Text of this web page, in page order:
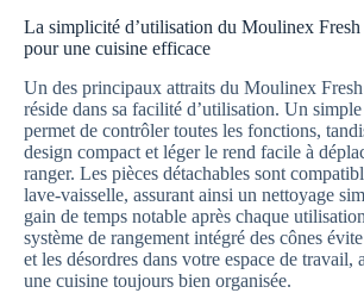
La simplicité d’utilisation du Moulinex Fresh
pour une cuisine efficace
Un des principaux attraits du Moulinex
réside dans sa facilité d’utilisation. Un
permet de contrôler toutes les fonctions,
design compact et léger le rend facile à
ranger. Les pièces détachables sont
lave-vaisselle, assurant ainsi un nettoyage
gain de temps notable après chaque
système de rangement intégré des cônes
et les désordres dans votre espace de travail,
une cuisine toujours bien organisée.